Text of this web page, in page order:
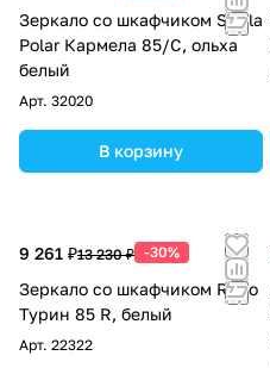
Зеркало со шкафчиком Stella
Polar Кармела 85/С, ольха
белый
Арт. 32020
В корзину
9 261 ₽13 230 ₽ -30%
Зеркало со шкафчиком Runo
Турин 85 R, белый
Арт. 22322